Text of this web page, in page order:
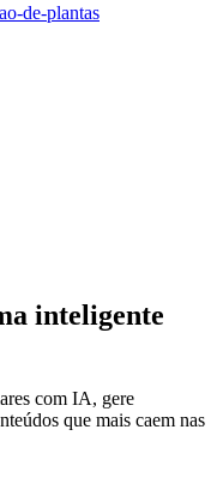
de-plantas
inteligente
com IA, gere
que mais caem nas